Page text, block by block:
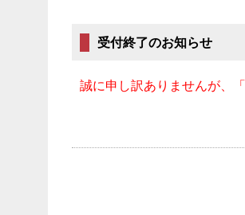
受付終了のお知らせ
誠に申し訳ありませんが、